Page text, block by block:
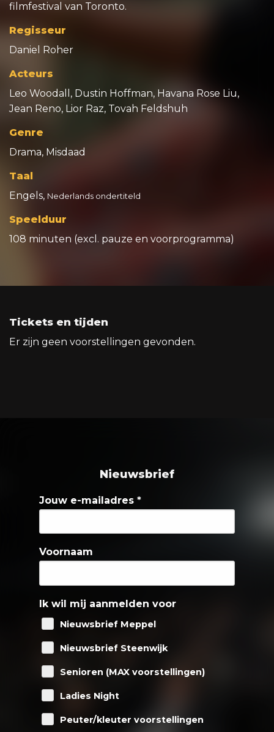
filmfestival van Toronto.
Regisseur
Daniel Roher
Acteurs
Leo Woodall, Dustin Hoffman, Havana Rose Liu,
Jean Reno, Lior Raz, Tovah Feldshuh
Genre
Drama, Misdaad
Taal
Engels, Nederlands ondertiteld
Speelduur
108 minuten (excl. pauze en voorprogramma)
Tickets en tijden
Er zijn geen voorstellingen gevonden.
Nieuwsbrief
Jouw e-mailadres *
Voornaam
Ik wil mij aanmelden voor
Nieuwsbrief Meppel
Nieuwsbrief Steenwijk
Senioren (MAX voorstellingen)
Ladies Night
Peuter/kleuter voorstellingen